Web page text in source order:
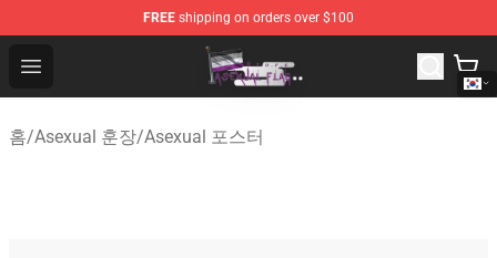
FREE shipping on orders over $100
Open menu
Asexual Flag Shop - The Best Store of Asexual Flag
홈/Asexual 훈장/Asexual 포스터